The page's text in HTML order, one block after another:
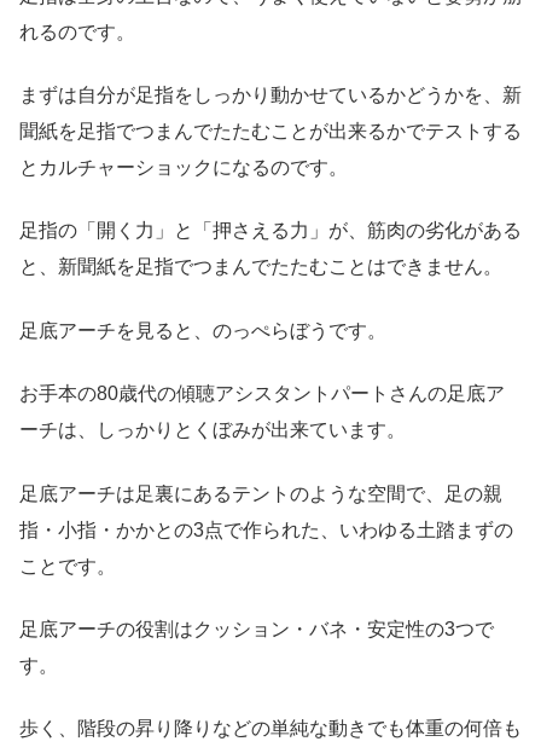
れるのです。
まずは自分が足指をしっかり動かせているかどうかを、新
聞紙を足指でつまんでたたむことが出来るかでテストする
とカルチャーショックになるのです。
足指の「開く力」と「押さえる力」が、筋肉の劣化がある
と、新聞紙を足指でつまんでたたむことはできません。
足底アーチを見ると、のっぺらぼうです。
お手本の80歳代の傾聴アシスタントパートさんの足底ア
ーチは、しっかりとくぼみが出来ています。
足底アーチは足裏にあるテントのような空間で、足の親
指・小指・かかとの3点で作られた、いわゆる土踏まずの
ことです。
足底アーチの役割はクッション・バネ・安定性の3つで
す。
歩く、階段の昇り降りなどの単純な動きでも体重の何倍も